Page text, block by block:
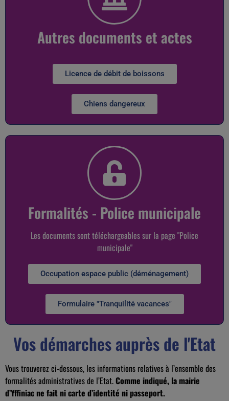
Autres documents et actes
Licence de débit de boissons
Chiens dangereux
Formalités - Police municipale
Les documents sont téléchargeables sur la page "Police
municipale"
Occupation espace public (déménagement)
Formulaire "Tranquilité vacances"
Vos démarches auprès de l'Etat
Vous trouverez ci-dessous, les informations relatives à l’ensemble des
formalités administratives de l’Etat.Comme indiqué, la mairie
d’Yffiniac ne fait ni carte d’identité ni passeport.